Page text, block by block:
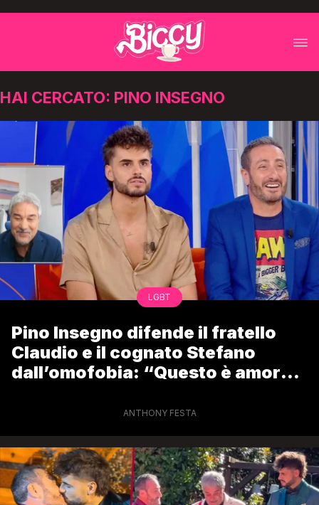
HAI CERCATO: PINO INSEGNO
LGBT
Pino Insegno difende il fratello
Claudio e il cognato Stefano
dall’omofobia: “Questo è amore!
ANTHONY FESTA